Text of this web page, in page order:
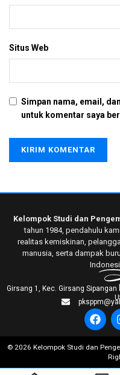
Situs Web
Simpan nama, email,
untuk komentar saya
Kelompok Studi dan
tahun 1984, pendahulu
realitas kemiskinan,
manusia, serta dampak
Girsang 1, Kec. Girsang
© 2026 Kelompok Studi dan